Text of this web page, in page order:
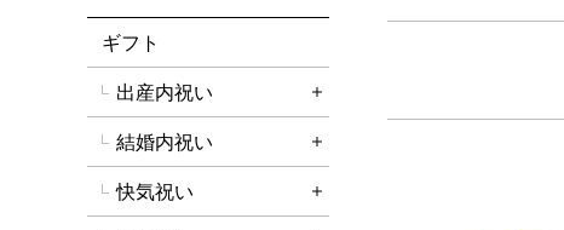
ギフト
出産内祝い
詳細を開く
結婚内祝い
詳細を開く
快気祝い
詳細を開く